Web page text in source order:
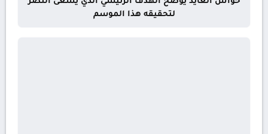
لتحقيقه هذا الموسم